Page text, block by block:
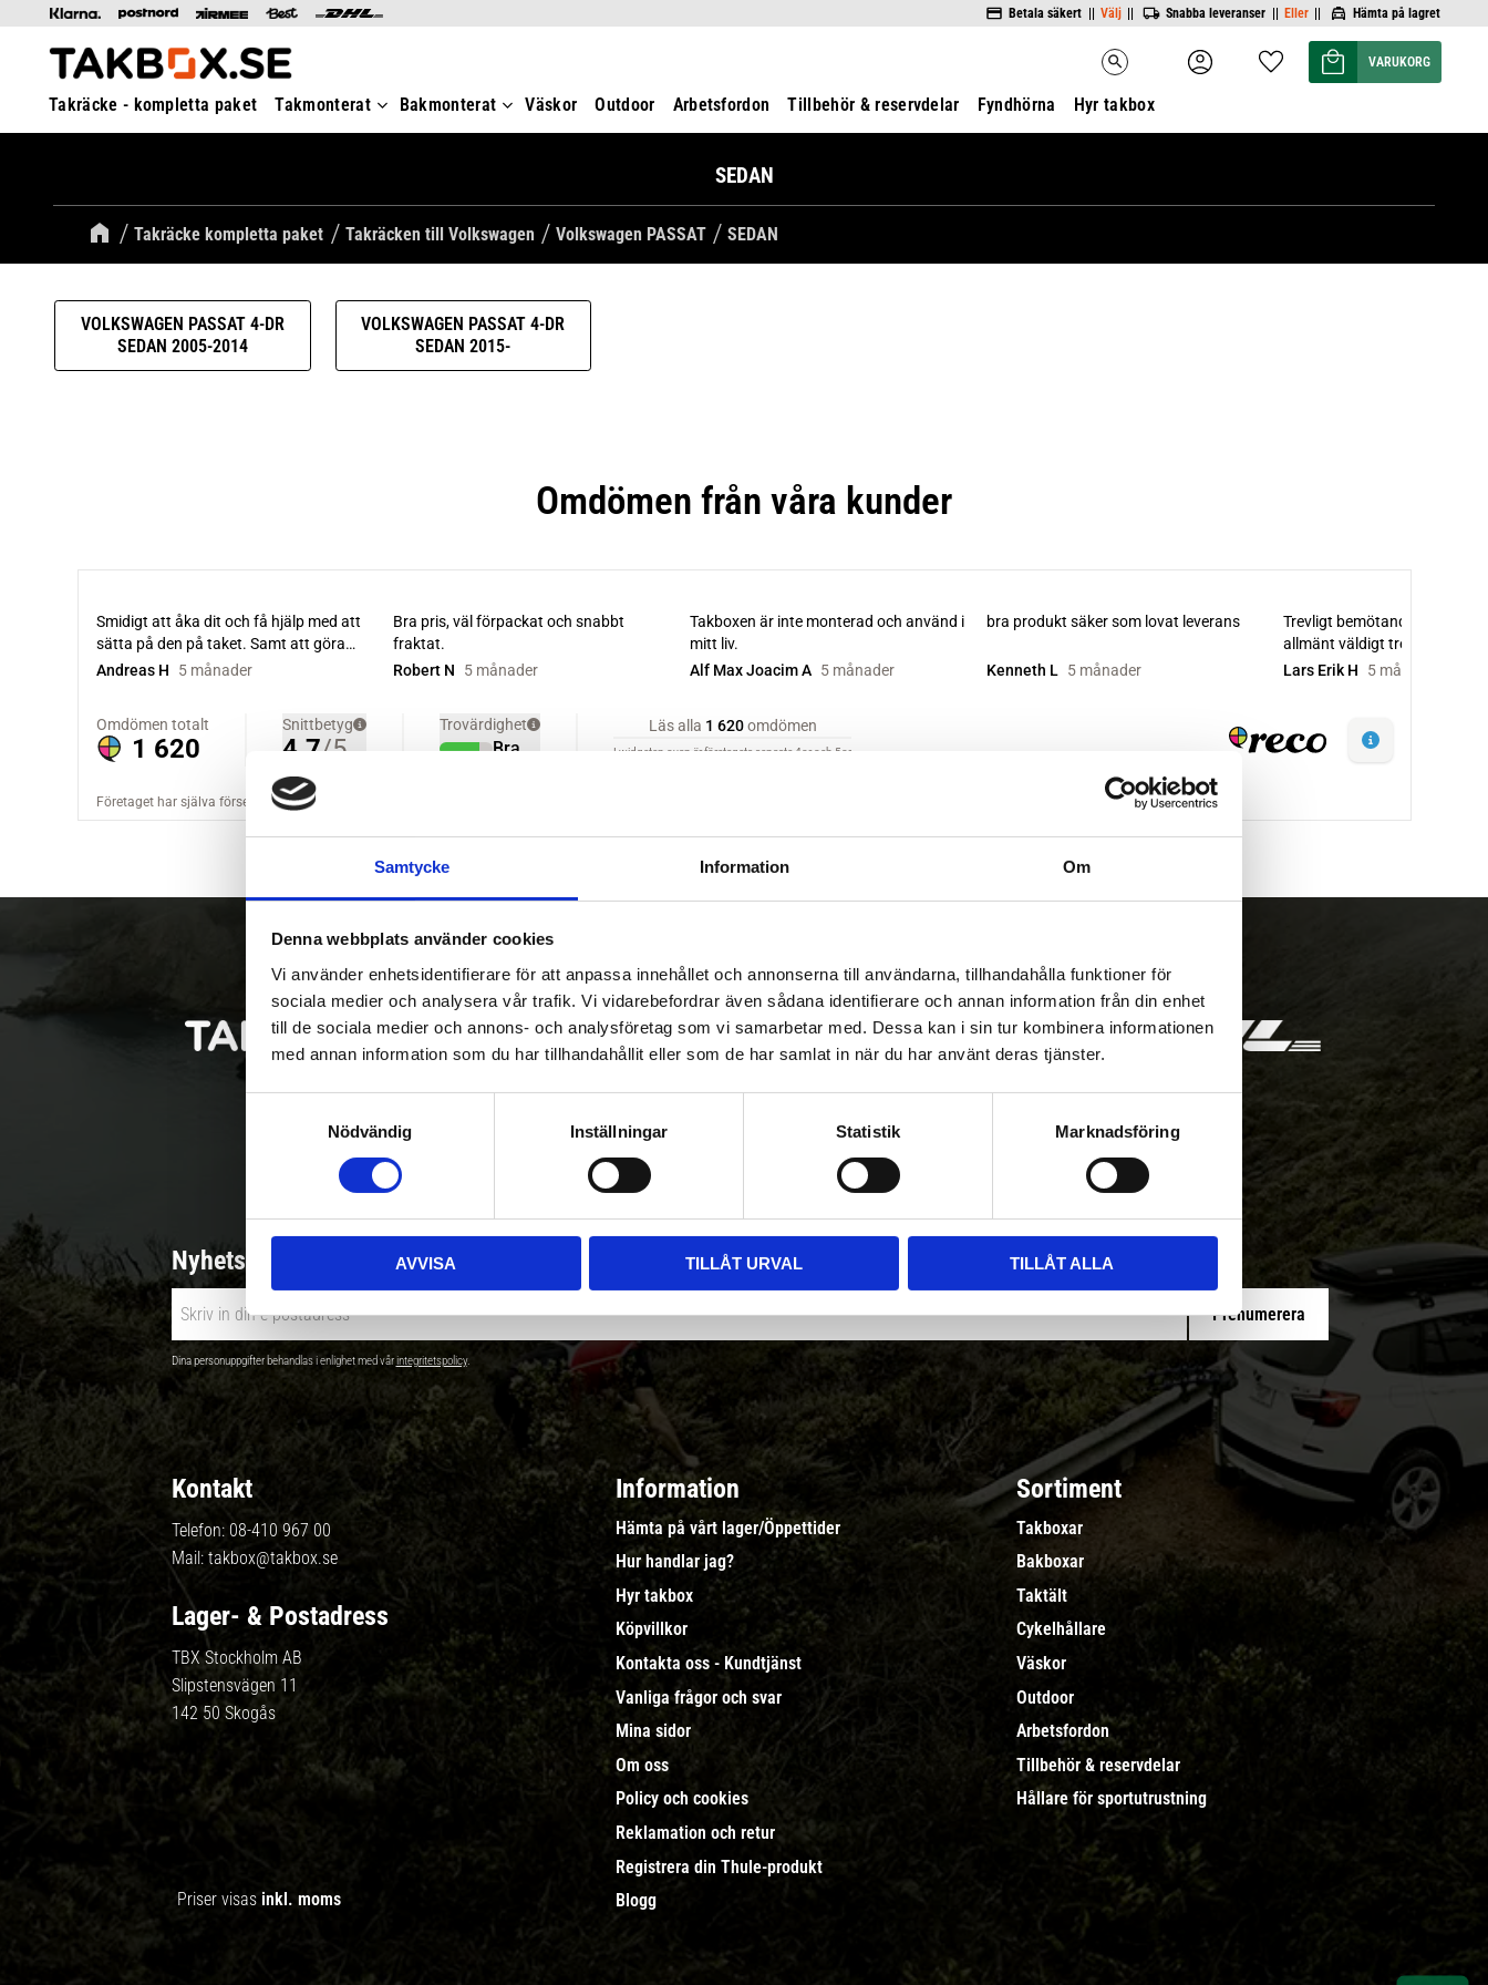
Samtycke Information Om
Denna webbplats använder cookies
Vi använder enhetsidentifierare för att anpassa innehållet och annonserna till användarna, tillhandahålla funktioner för
sociala medier och analysera vår trafik. Vi vidarebefordrar även sådana identifierare och annan information från din enhet
till de sociala medier och annons- och analysföretag som vi samarbetar med. Dessa kan i sin tur kombinera informationen
med annan information som du har tillhandahållit eller som de har samlat in när du har använt deras tjänster.
e
s
v
a
Nödvändig Inställningar Statistik Marknadsföring
AVVISA TILLÅT URVAL TILLÅT ALLA
Betala säkert || Välj || Snabba leveranser || Eller || Hämta på lagret
search Favoriter
Kundvagn
Takräcke - kompletta paket Takmonterat Bakmonterat Väskor Outdoor Arbetsfordon Tillbehör & reservdelar Fyndhörna Hyr takbox
SEDAN
Takräcke kompletta paket Takräcken till Volkswagen Volkswagen PASSAT SEDAN
VOLKSWAGEN PASSAT 4-DR
SEDAN 2005-2014
VOLKSWAGEN PASSAT 4-DR
SEDAN 2015-
Betala säkert || Snabba leveranser || Hämta på lagret med/utan montering
Nyhetsbrev - Ta del av nyheter & erbjudanden
Prenumerera
Dina personuppgifter behandlas i enlighet med vårintegritetspolicy.
Kontakt
Telefon: 08-410 967 00
Mail: takbox@takbox.se
Lager- & Postadress
TBX Stockholm AB
Slipstensvägen 11
142 50 Skogås
Information
Hämta på vårt lager/Öppettider
Hur handlar jag?
Hyr takbox
Köpvillkor
Kontakta oss - Kundtjänst
Vanliga frågor och svar
Mina sidor
Om oss
Policy och cookies
Reklamation och retur
Registrera din Thule-produkt
Blogg
Sortiment
Takboxar
Bakboxar
Taktält
Cykelhållare
Väskor
Outdoor
Arbetsfordon
Tillbehör & reservdelar
Hållare för sportutrustning
Priser visas inkl. moms